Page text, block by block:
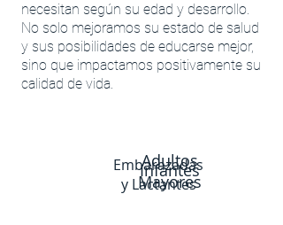
necesitan según su edad y desarrollo.
No solo mejoramos su estado de salud
y sus posibilidades de educarse mejor,
sino que impactamos positivamente su
calidad de vida.
Infantes
Adultos
Mayores
Embarazadas
y Lactantes